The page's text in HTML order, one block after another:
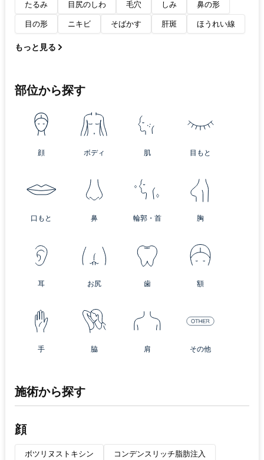
たるみ 目尻のしわ 毛穴 しみ 鼻の形
目の形 ニキビ そばかす 肝斑 ほうれい線
もっと見る
部位から探す
顔 ボディ 肌 目もと
口もと 鼻 輪郭・首 胸
耳 お尻 歯 額
手 脇 肩 その他
施術から探す
顔
ボツリヌストキシン コンデンスリッチ脂肪注入